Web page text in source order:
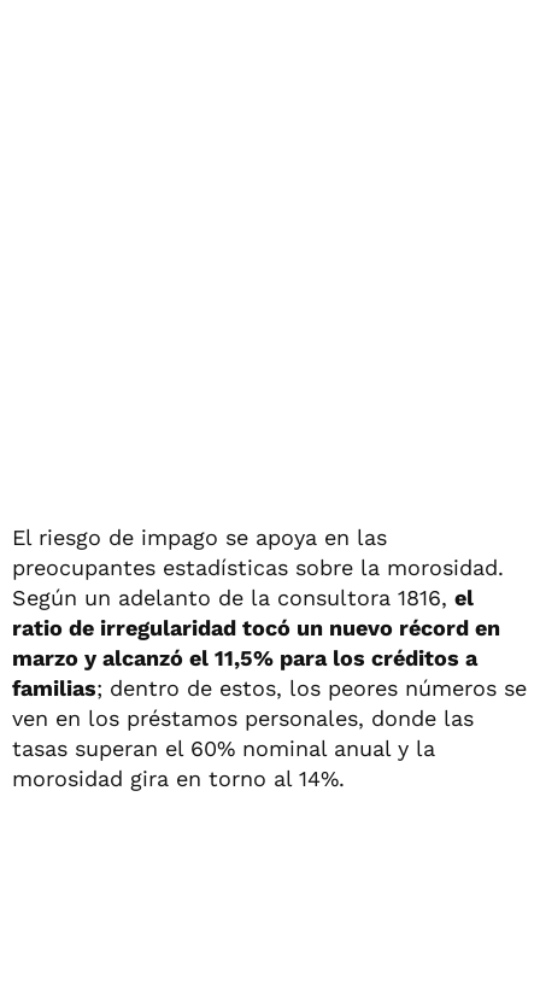
El riesgo de impago se apoya en las
preocupantes estadísticas sobre la morosidad.
Según un adelanto de la consultora 1816, el
ratio de irregularidad tocó un nuevo récord en
marzo y alcanzó el 11,5% para los créditos a
familias; dentro de estos, los peores números se
ven en los préstamos personales, donde las
tasas superan el 60% nominal anual y la
morosidad gira en torno al 14%.